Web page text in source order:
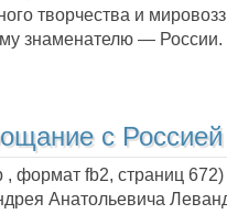
творчества и
знаменателю —
с Россией
, формат fb2, страниц 672
Анатольевича